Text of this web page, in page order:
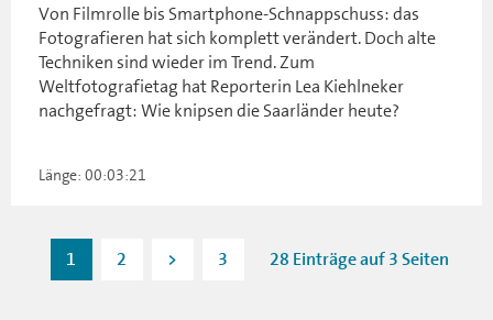
Von Filmrolle bis Smartphone-Schnappschuss: das
Fotografieren hat sich komplett verändert. Doch alte
Techniken sind wieder im Trend. Zum
Weltfotografietag hat Reporterin Lea Kiehlneker
nachgefragt: Wie knipsen die Saarländer heute?
Länge: 00:03:21
1 2 > 3 28 Einträge auf 3 Seiten